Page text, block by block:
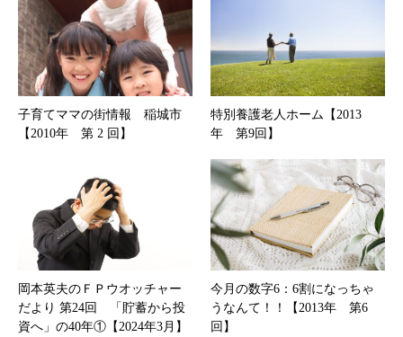
子育てママの街情報 稲城市
【2010年 第 2 回】
特別養護老人ホーム【2013
年 第9回】
岡本英夫のＦＰウオッチャー
だより 第24回 「貯蓄から投
資へ」の40年①【2024年3月】
今月の数字6：6割になっちゃ
うなんて！！【2013年 第6
回】